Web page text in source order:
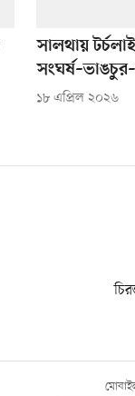
সালথায়
১৮ এপ্রিল ২০২৬